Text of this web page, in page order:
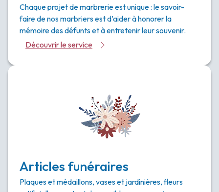
Chaque projet de marbrerie est unique : le savoir-
faire de nos marbriers est d’aider à honorer la
mémoire des défunts et à entretenir leur souvenir.
Découvrir le service
Articles funéraires
Plaques et médaillons, vases et jardinières, fleurs